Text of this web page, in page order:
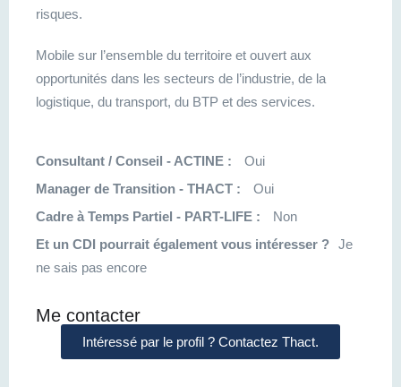
risques.
Mobile sur l’ensemble du territoire et ouvert aux
opportunités dans les secteurs de l’industrie, de la
logistique, du transport, du BTP et des services.
Consultant / Conseil - ACTINE :
Oui
Manager de Transition - THACT :
Oui
Cadre à Temps Partiel - PART-LIFE :
Non
Et un CDI pourrait également vous intéresser ? Je
ne sais pas encore
Me contacter
Intéressé par le profil ? Contactez Thact.